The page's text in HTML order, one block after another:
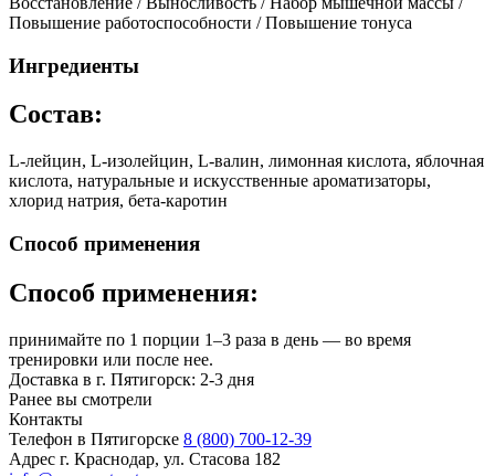
Повышение работоспособности / Повышение тонуса
Ингредиенты
Состав:
L-лейцин, L-изолейцин, L-валин, лимонная кислота, яблочная
кислота, натуральные и искусственные ароматизаторы,
хлорид натрия, бета-каротин
Способ применения
Способ применения:
принимайте по 1 порции 1–3 раза в день — во время
тренировки или после нее.
Доставка в г. Пятигорск: 2-3 дня
Ранее вы смотрели
Контакты
Телефон в Пятигорске 8 (800) 700-12-39
Адрес г. Краснодар, ул. Стасова 182